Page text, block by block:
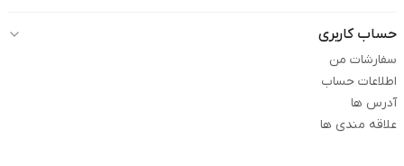
حساب کاربری
سفارشات من
اطلاعات حساب
آدرس ها
علاقه مندی ها